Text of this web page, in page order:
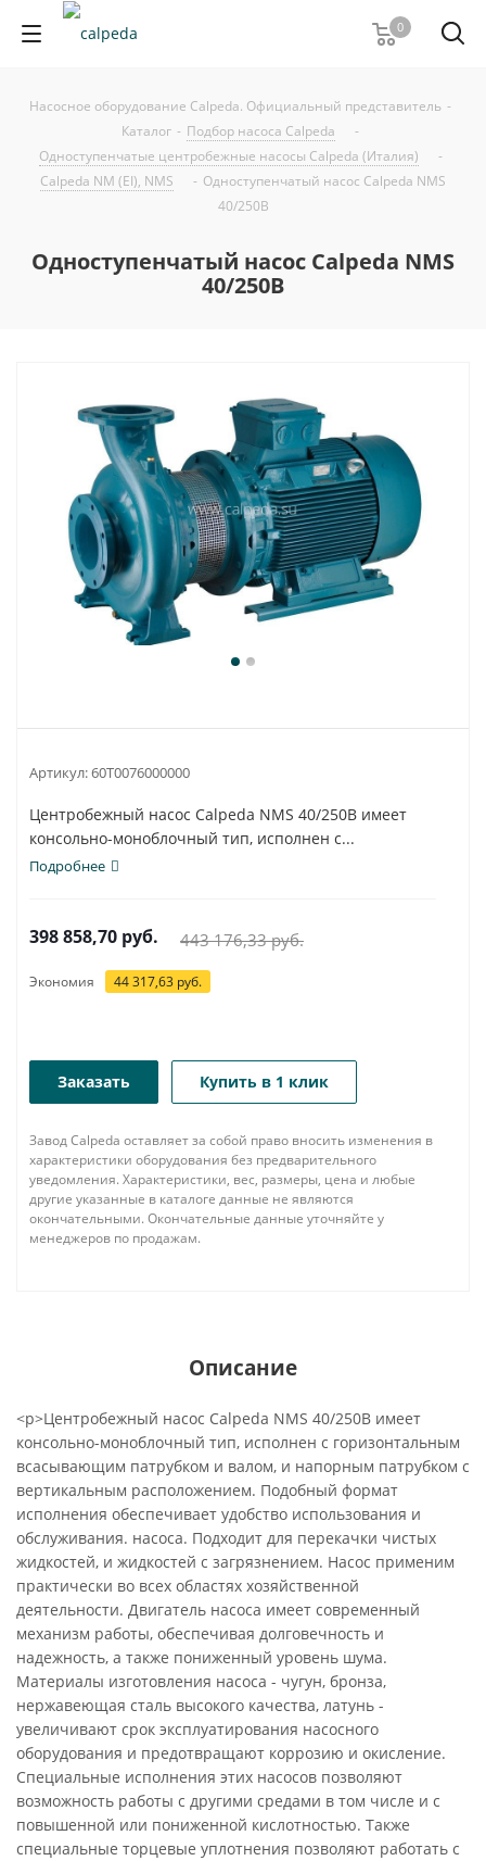
0
Насосное оборудование Calpeda. Официальный представитель -
Каталог - Подбор насоса Calpeda
-
Одноступенчатые центробежные насосы Calpeda (Италия)
-
Calpeda NM (EI), NMS
- Одноступенчатый насос Calpeda NMS
40/250B
Одноступенчатый насос Calpeda NMS
40/250B
Артикул:60T0076000000
Центробежный насос Calpeda NMS 40/250B имеет
консольно-моноблочный тип, исполнен с...
Подробнее
398 858,70 руб. 443 176,33руб.
Экономия 44 317,63 руб.
Заказать Купить в 1 клик
Завод Calpeda оставляет за собой право вносить изменения в
характеристики оборудования без предварительного
уведомления. Характеристики, вес, размеры, цена и любые
другие указанные в каталоге данные не являются
окончательными. Окончательные данные уточняйте у
менеджеров по продажам.
Описание
<p>Центробежный насос Calpeda NMS 40/250B имеет
консольно-моноблочный тип, исполнен с горизонтальным
всасывающим патрубком и валом, и напорным патрубком с
вертикальным расположением. Подобный формат
исполнения обеспечивает удобство использования и
обслуживания. насоса. Подходит для перекачки чистых
жидкостей, и жидкостей с загрязнением. Насос применим
практически во всех областях хозяйственной
деятельности. Двигатель насоса имеет современный
механизм работы, обеспечивая долговечность и
надежность, а также пониженный уровень шума.
Материалы изготовления насоса - чугун, бронза,
нержавеющая сталь высокого качества, латунь -
увеличивают срок эксплуатирования насосного
оборудования и предотвращают коррозию и окисление.
Специальные исполнения этих насосов позволяют
возможность работы с другими средами в том числе и с
повышенной или пониженной кислотностью. Также
специальные торцевые уплотнения позволяют работать с